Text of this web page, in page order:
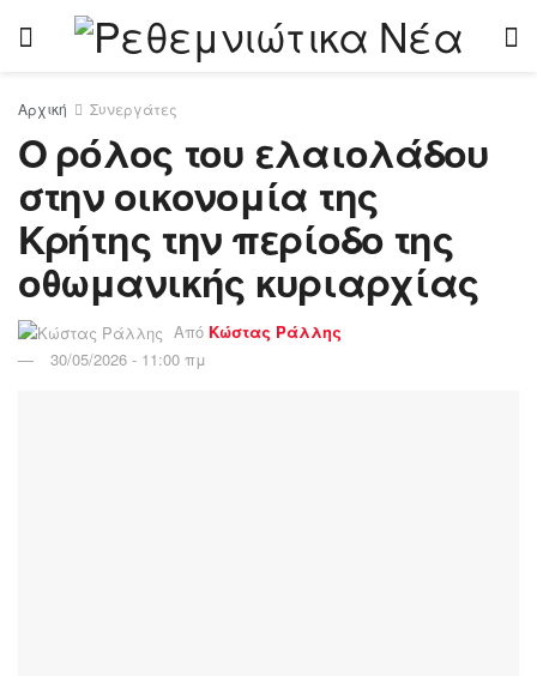
Αρχική Συνεργάτες
Ο ρόλος του ελαιολάδου
στην οικονομία της
Κρήτης την περίοδο της
οθωμανικής κυριαρχίας
Από Κώστας Ράλλης
30/05/2026 - 11:00 πμ